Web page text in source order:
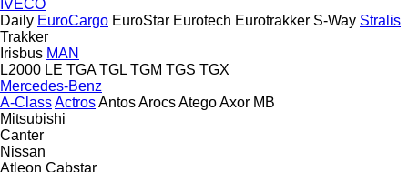
IVECO
Daily EuroCargo EuroStar Eurotech Eurotrakker S-Way Stralis
Trakker
Irisbus MAN
L2000 LE TGA TGL TGM TGS TGX
Mercedes-Benz
A-ClassActrosAntosArocsAtegoAxor MB
Mitsubishi
Canter
Nissan
Atleon Cabstar